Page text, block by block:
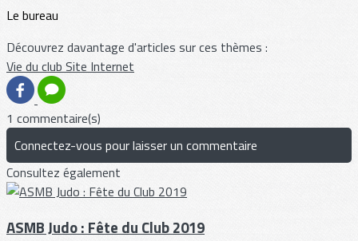
Le bureau
Découvrez davantage d'articles sur ces thèmes :
Vie du club Site Internet
1 commentaire(s)
Connectez-vous pour laisser un commentaire
Consultez également
ASMB Judo : Fête du Club 2019